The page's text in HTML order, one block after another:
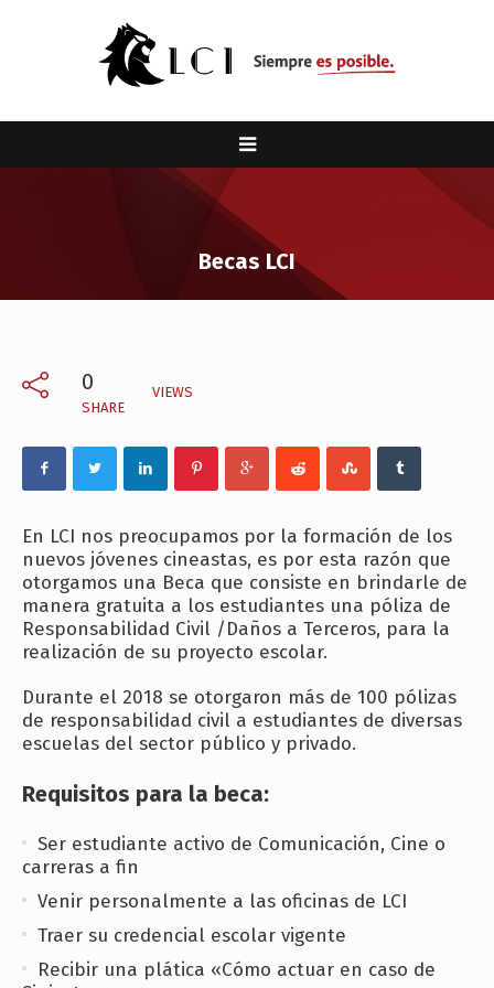
Becas LCI
0
SHARE
VIEWS
En LCI nos preocupamos por la formación de los
nuevos jóvenes cineastas, es por esta razón que
otorgamos una Beca que consiste en brindarle de
manera gratuita a los estudiantes una póliza de
Responsabilidad Civil /Daños a Terceros, para la
realización de su proyecto escolar.
Durante el 2018 se otorgaron más de 100 pólizas
de responsabilidad civil a estudiantes de diversas
escuelas del sector público y privado.
Requisitos para la beca:
Ser estudiante activo de Comunicación, Cine o
carreras a fin
Venir personalmente a las oficinas de LCI
Traer su credencial escolar vigente
Recibir una plática «Cómo actuar en caso de